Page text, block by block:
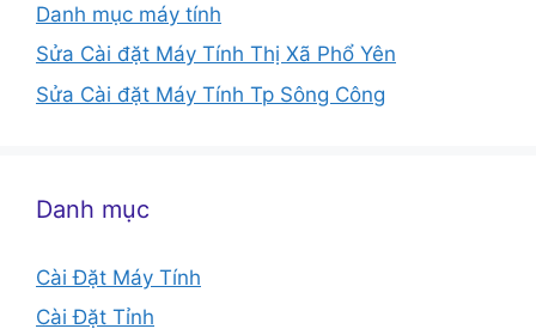
Danh mục máy tính
Sửa Cài đặt Máy Tính Thị Xã Phổ Yên
Sửa Cài đặt Máy Tính Tp Sông Công
Danh mục
Cài Đặt Máy Tính
Cài Đặt Tỉnh